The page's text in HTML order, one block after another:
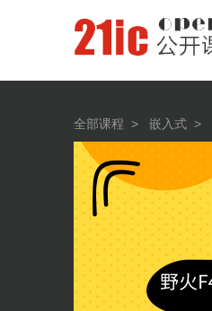
全部课程 > 嵌入式 >